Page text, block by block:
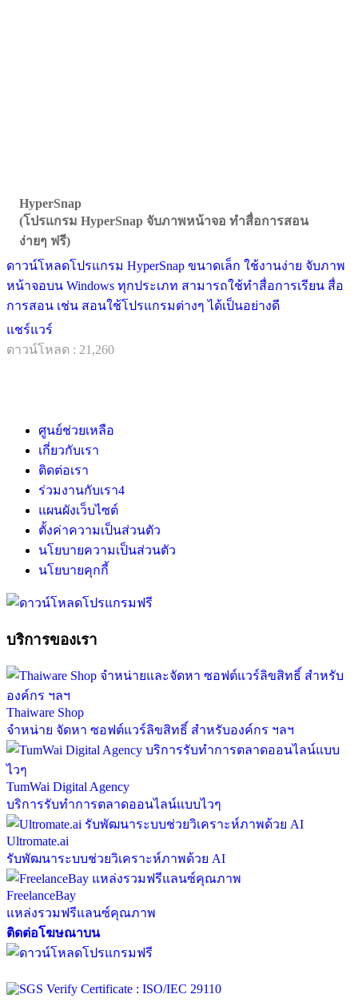
HyperSnap
(โปรแกรม HyperSnap จับภาพหน้าจอ ทำสื่อการสอน
ง่ายๆ ฟรี)
ดาวน์โหลดโปรแกรม HyperSnap ขนาดเล็ก ใช้งานง่าย จับภาพ
หน้าจอบน Windows ทุกประเภท สามารถใช้ทำสื่อการเรียน สื่อ
การสอน เช่น สอนใช้โปรแกรมต่างๆ ได้เป็นอย่างดี
แชร์แวร์
ดาวน์โหลด : 21,260
ศูนย์ช่วยเหลือ
เกี่ยวกับเรา
ติดต่อเรา
ร่วมงานกับเรา4
แผนผังเว็บไซต์
ตั้งค่าความเป็นส่วนตัว
นโยบายความเป็นส่วนตัว
นโยบายคุกกี้
บริการของเรา
Thaiware Shop
จำหน่าย จัดหา ซอฟต์แวร์ลิขสิทธิ์ สำหรับองค์กร ฯลฯ
TumWai Digital Agency
บริการรับทำการตลาดออนไลน์แบบไวๆ
Ultromate.ai
รับพัฒนาระบบช่วยวิเคราะห์ภาพด้วย AI
FreelanceBay
แหล่งรวมฟรีแลนซ์คุณภาพ
ติดต่อโฆษณาบน